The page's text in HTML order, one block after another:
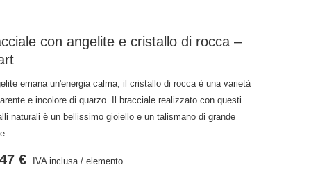
con angelite e cristallo di rocca –
emana un'energia calma, il cristallo di rocca è una varietà
e incolore di quarzo. Il bracciale realizzato con questi
naturali è un bellissimo gioiello e un talismano di grande
€ IVA inclusa/elemento